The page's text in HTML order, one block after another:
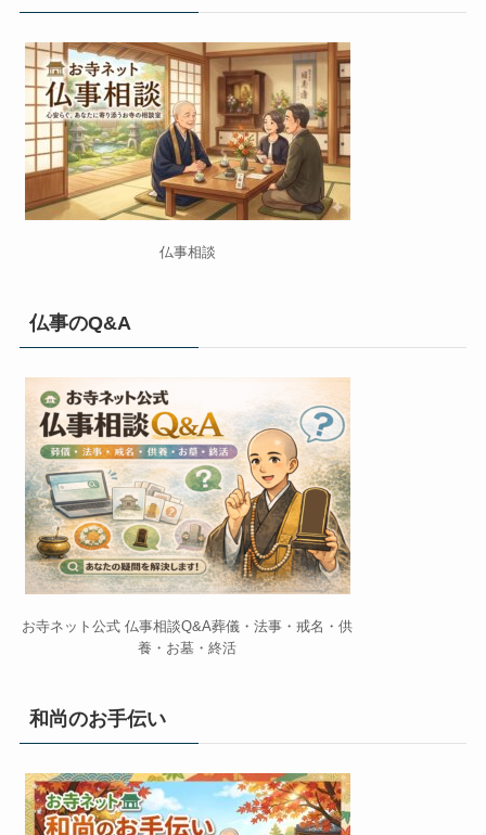
仏事相談
仏事のQ&A
お寺ネット公式 仏事相談Q&A葬儀・法事・戒名・供
養・お墓・終活
和尚のお手伝い